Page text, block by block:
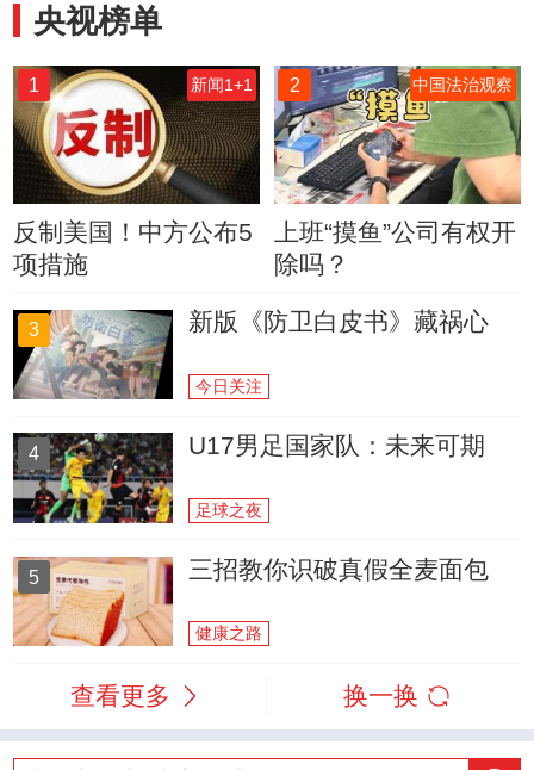
央视榜单
1 新闻1+1
反制美国！中方公布5
项措施
2 中国法治观察
上班“摸鱼”公司有权开
除吗？
3 新版《防卫白皮书》藏祸心
今日关注
4 U17男足国家队：未来可期
足球之夜
5 三招教你识破真假全麦面包
健康之路
查看更多 换一换